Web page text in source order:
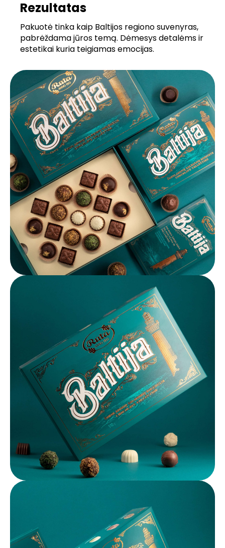
Rezultatas
Pakuotė tinka kaip Baltijos regiono suvenyras,
pabrėždama jūros temą. Dėmesys detalėms ir
estetikai kuria teigiamas emocijas.